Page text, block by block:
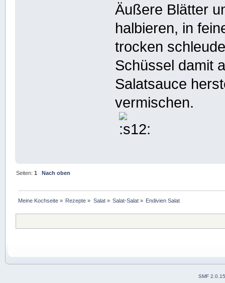
Äußere Blätter
halbieren, in
trocken
Schüssel damit
Salatsauce
vermischen.
Seiten:1 Nach oben
Meine Kochseite » Rezepte » Salat» Salat-Salat » Endivien Salat
SMF